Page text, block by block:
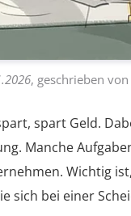
, geschrieben von
spart Geld.
Manche
Wichtig
sich bei einer